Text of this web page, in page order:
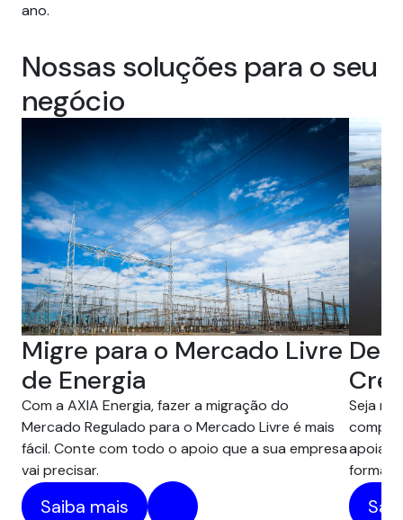
ano.
Nossas soluções para o seu
negócio
Migre para o Mercado Livre
de Energia
Com a AXIA Energia, fazer a migração do
Mercado Regulado para o Mercado Livre é mais
fácil. Conte com todo o apoio que a sua empresa
vai precisar.
Saiba mais
Seja
apoiam
forma